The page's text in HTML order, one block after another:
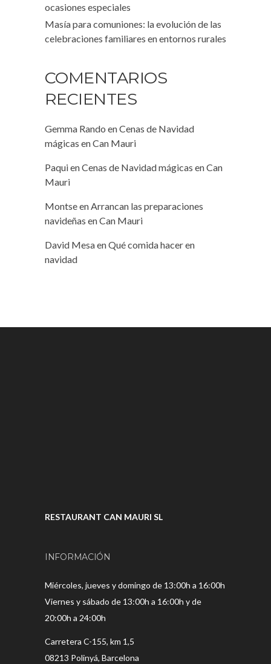
ocasiones especiales
Masía para comuniones: la evolución de las
celebraciones familiares en entornos rurales
COMENTARIOS
RECIENTES
Gemma Rando enCenas de Navidad
mágicas en Can Mauri
PaquienCenas de Navidad mágicas en Can
Mauri
MontseenArrancan las preparaciones
navideñas en Can Mauri
David MesaenQué comida hacer en
navidad
RESTAURANT CAN MAURI SL
INFORMACIÓN
Miércoles, jueves y domingo de 13:00h a 16:00h
Viernes y sábado de 13:00h a 16:00h y de
20:00h a 24:00h
Carretera C-155, km 1,5
08213 Polinyá, Barcelona